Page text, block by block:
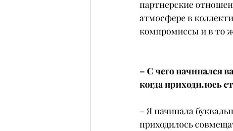
партнерские
атмосфере в
компромиссы и в то
– С чего начинался
когда приходилось
– Я начинала
приходилось